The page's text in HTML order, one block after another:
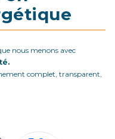
nous menons avec
complet, transparent,